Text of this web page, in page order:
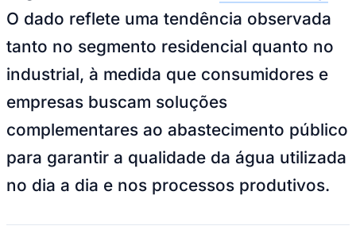
Freepik— Foto:Divulgação
O mercado brasileiro de purificadores e